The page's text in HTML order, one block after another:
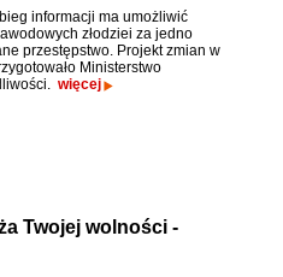
informacji ma umożliwić
złodziei za jedno
przestępstwo. Projekt zmian w
Ministerstwo
więcej
Twojej wolności -